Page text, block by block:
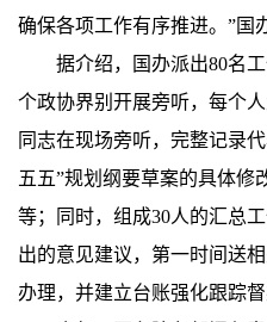
确保各项工作有序推进。”国
据介绍，国办派出80名
个政协界别开展旁听，每个
同志在现场旁听，完整记录
五五”规划纲要草案的具体修
等；同时，组成30人的汇总
出的意见建议，第一时间送
办理，并建立台账强化跟踪督